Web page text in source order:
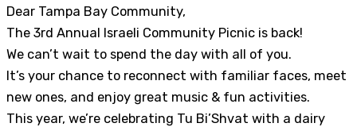
Dear Tampa Bay Community,
The 3rd Annual Israeli Community Picnic is back!
We can’t wait to spend the day with all of you.
It’s your chance to reconnect with familiar faces, meet
new ones, and enjoy great music & fun activities.
This year, we’re celebrating Tu Bi’Shvat with a dairy